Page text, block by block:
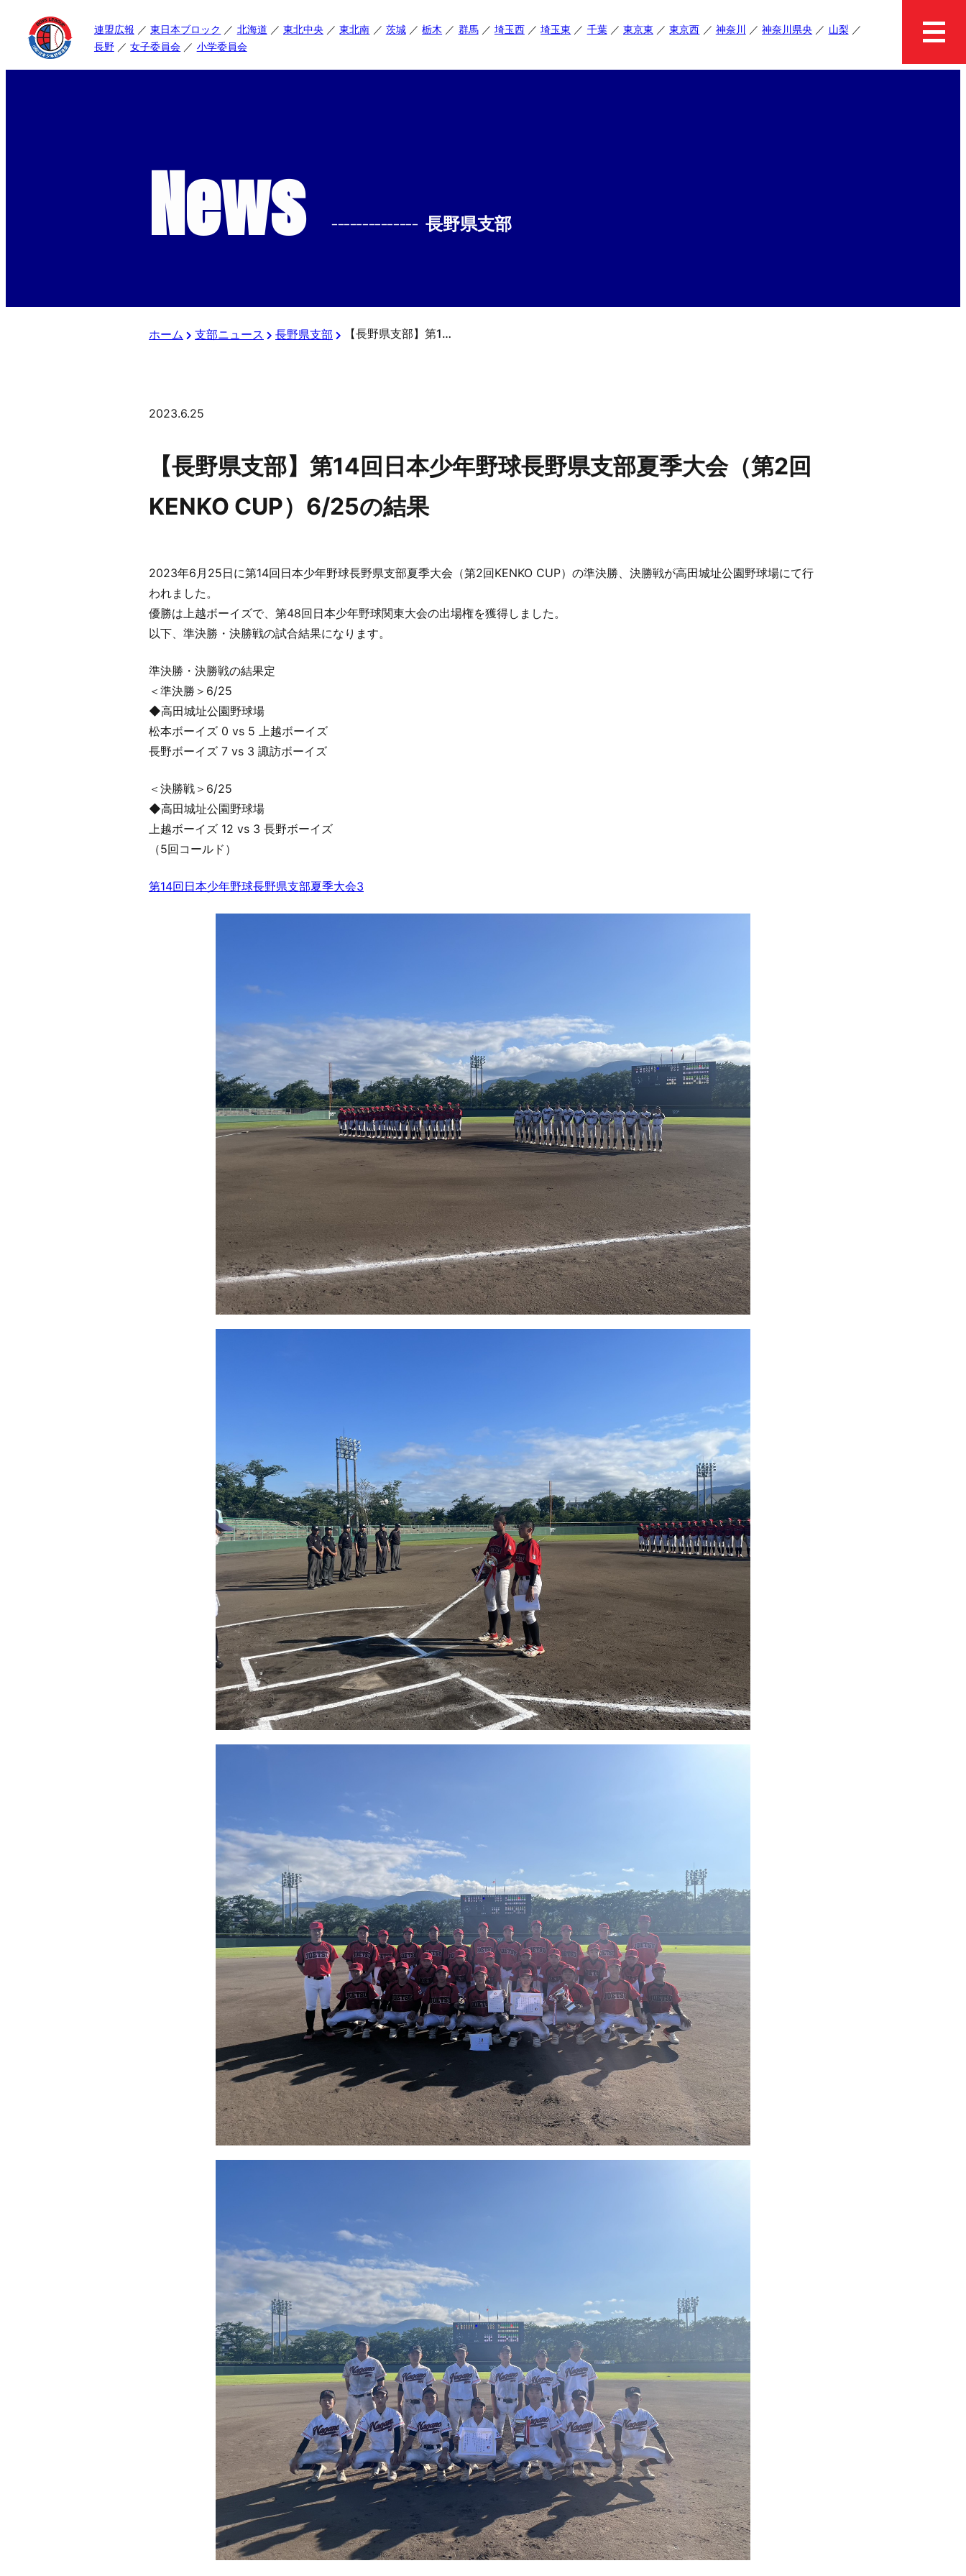
連盟広報 東日本ブロック 北海道 東北中央 東北南 茨城 栃木 群馬 埼玉西 埼玉東 千葉 東京東 東京西 神奈川 神奈川県央
山梨
長野
女子委員会 小学委員会
News -------------- 長野県支部
ホーム 支部ニュース 長野県支部 【長野県支部】第14回日本少年野球長野県支部夏季大会（第2回KENKO CUP）6/25の結果
2023.6.25
【長野県支部】第14回日本少年野球長野県支部夏季大会（第2回
KENKO CUP）6/25の結果
2023年6月25日に第14回日本少年野球長野県支部夏季大会（第2回KENKO CUP）の準決勝、決勝戦が高田城址公園野球場にて行
われました。
優勝は上越ボーイズで、第48回日本少年野球関東大会の出場権を獲得しました。
以下、準決勝・決勝戦の試合結果になります。
準決勝・決勝戦の結果定
＜準決勝＞6/25
◆高田城址公園野球場
松本ボーイズ 0 vs 5 上越ボーイズ
長野ボーイズ 7 vs 3 諏訪ボーイズ
＜決勝戦＞6/25
◆高田城址公園野球場
上越ボーイズ 12 vs 3 長野ボーイズ
（5回コールド）
第14回日本少年野球長野県支部夏季大会3